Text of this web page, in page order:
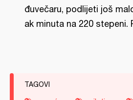
đuvečaru, podlijeti još
ak minuta na 220 stepeni.
TAGOVI